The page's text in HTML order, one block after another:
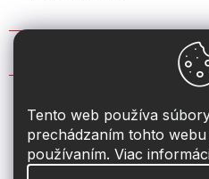
Tento web používa
prechádzaním tohto
používaním. Viac
info@
+421